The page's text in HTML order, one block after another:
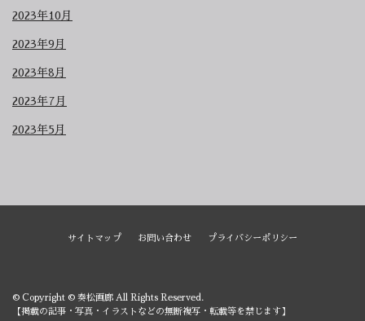
2023年10月
2023年9月
2023年8月
2023年7月
2023年5月
サイトマップ お問い合わせ プライバシーポリシー
© Copyright © 奏松画廊 All Rights Reserved.
【掲載の記事・写真・イラストなどの無断複写・転載等を禁じます】